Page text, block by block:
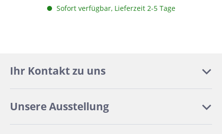
Sofort verfügbar, Lieferzeit 2-5 Tage
Ihr Kontakt zu uns
Unsere Ausstellung